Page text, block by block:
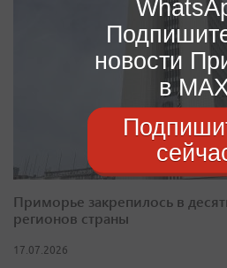
Приморье закрепилось в
регионов страны
17.07.2026
новости
в